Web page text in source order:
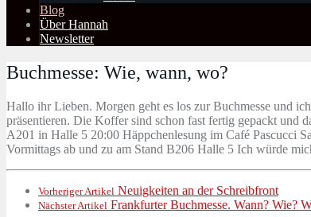
Blog
Über Hannah
Newsletter
Buchmesse: Wie, wann, wo?
Hallo ihr Lieben. Morgen geht es los zur Buchmesse und
präsentieren. Die Koffer sind schon fast fertig gepackt und
A201 in Halle 5 20:00 Häppchenlesung im Café Pascucci
Vormittags ab und zu am Stand B206 Halle 5 Ich würde
Vorheriger Artikel Neuigkeiten an der Schreibfront
Nächster Artikel Frankfurter Buchmesse. Wann? Wie?